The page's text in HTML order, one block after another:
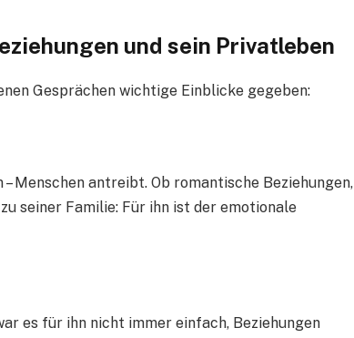
und sein Privatleben
Gesprächen wichtige Einblicke gegeben:
Menschen antreibt. Ob romantische Beziehungen,
seiner Familie: Für ihn ist der emotionale
es für ihn nicht immer einfach, Beziehungen